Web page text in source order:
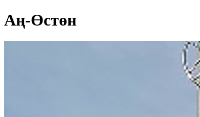
Аң-Өстөн